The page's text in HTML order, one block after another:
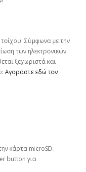
Σύμφωνα με την
των ηλεκτρονικών
ξεχωριστά και
Αγοράστε εδώ τον
κάρτα microSD.
button για